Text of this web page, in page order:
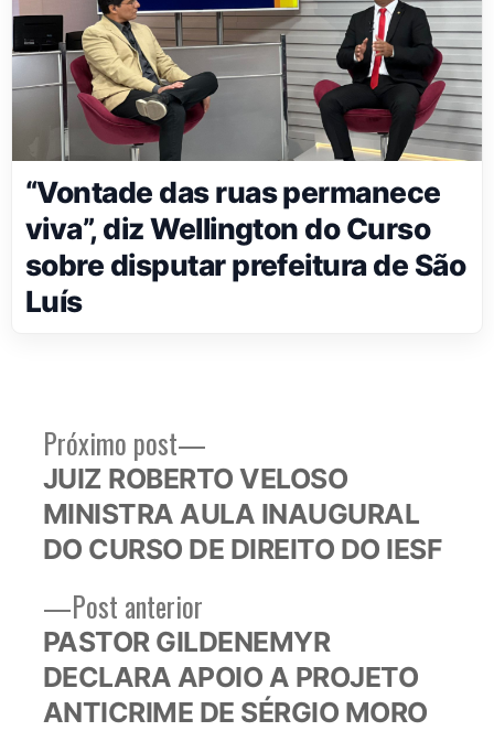
“Vontade das ruas permanece
viva”, diz Wellington do Curso
sobre disputar prefeitura de São
Luís
Navegação
de
Post
Post anteriorPost
anterior:
PASTOR GILDENEMYR
DECLARA APOIO A PROJETO
ANTICRIME DE SÉRGIO MORO
Próximo post
Próximo
post:
JUIZ ROBERTO VELOSO
MINISTRA AULA INAUGURAL
DO CURSO DE DIREITO DO IESF